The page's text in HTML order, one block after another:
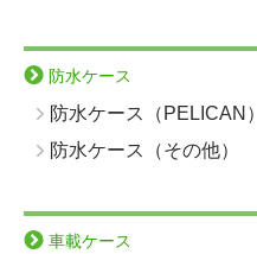
防水ケース
防水ケース（PELICAN）
防水ケース（その他）
車載ケース